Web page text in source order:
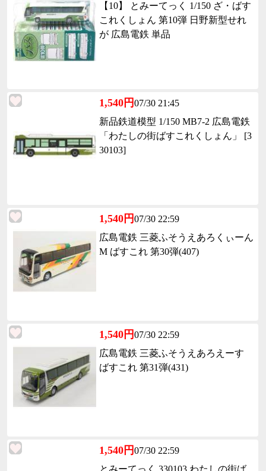
【10】 とみーてっく 1/150 ざ・ばす
これくしょん 第10弾 日野新型せれ
が 広島電鉄 単品
1,540円07/30 21:45
新品鉄道模型 1/150 MB7-2 広島電鉄
「わたしの街ばすこれくしょん」 [3
30103]
1,540円07/30 22:59
広島電鉄 三菱ふそうえあろくぃーん
M ばすこれ 第30弾(407)
1,540円07/30 22:59
広島電鉄 三菱ふそうえあろえーす
ばすこれ 第31弾(431)
1,540円07/30 22:59
とみーてっく 330103 わたしの街ば